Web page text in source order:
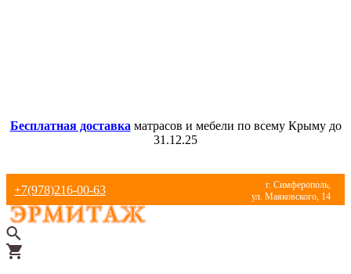
Бесплатная доставка матрасов и мебели по всему Крыму до
31.12.25
+7(978)216-00-63
г. Симферополь,
ул. Маяковского, 14